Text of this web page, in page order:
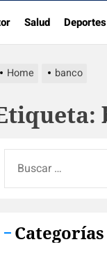
Salud Deportes
Home banco
Categorías